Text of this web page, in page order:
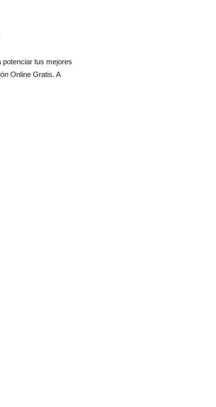
tus mejores
Online Gratis. A